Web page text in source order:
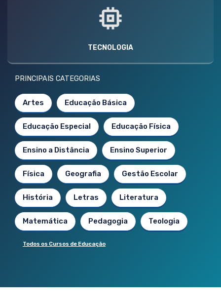
TECNOLOGIA
PRINCIPAIS CATEGORIAS
Artes Educação Básica
Educação Especial Educação Física
Ensino a Distância Ensino Superior
Física Geografia Gestão Escolar
História Letras Literatura
Matemática Pedagogia Teologia
Todos os Cursos de Educação